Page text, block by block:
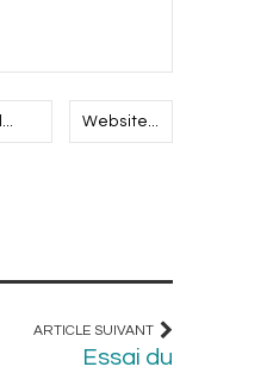
ARTICLE SUIVANT
Essai du